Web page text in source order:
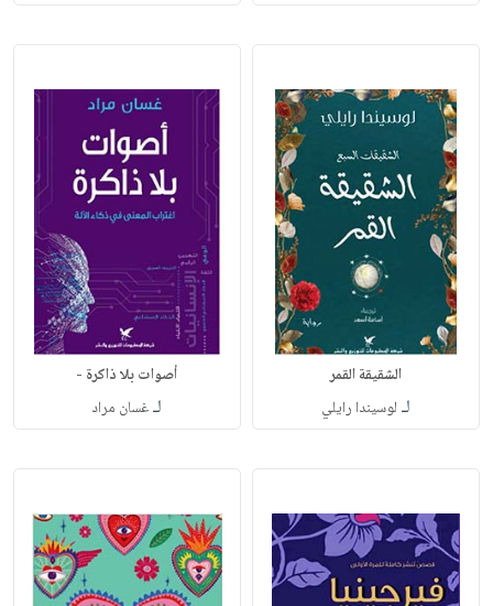
الشقيقة القمر
لـ لوسيندا رايلي
أصوات بلا ذاكرة -
لـغسان مراد